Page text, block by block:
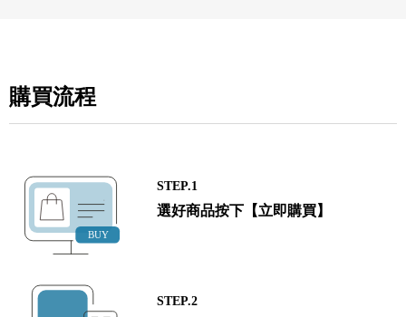
購買流程
STEP.1
選好商品按下【立即購買】
STEP.2